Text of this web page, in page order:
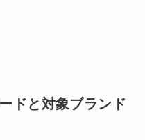
ドと対象ブランド